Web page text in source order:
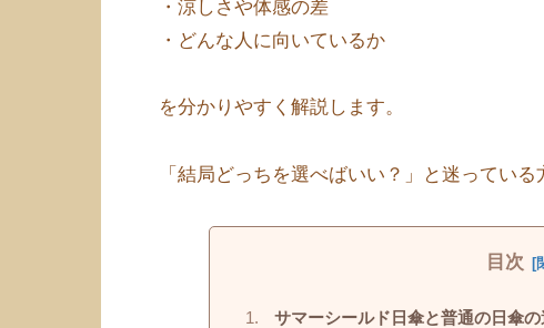
・涼しさや体感の差
・どんな人に向いているか
を分かりやすく解説します。
「結局どっちを選べばいい？」と迷ってい
目次
サマーシールド日傘と普通の日傘